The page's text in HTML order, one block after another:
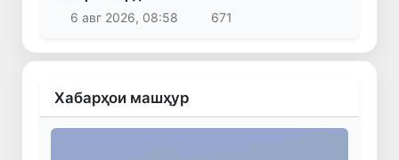
6 авг 2026, 08:58
671
Хабарҳои машҳур